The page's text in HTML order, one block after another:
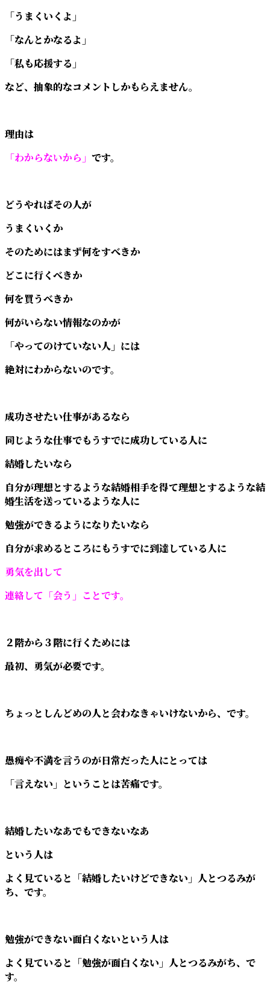
「うまくいくよ」
「なんとかなるよ」
「私も応援する」
など、抽象的なコメントしかもらえません。
理由は
「わからないから」 です。
どうやればその人が
うまくいくか
そのためにはまず何をすべきか
どこに行くべきか
何を買うべきか
何がいらない情報なのかが
「やってのけていない人」には
絶対にわからないのです。
成功させたい仕事があるなら
同じような仕事でもうすでに成功している人に
結婚したいなら
自分が理想とするような結婚相手を得て理想とするような結
婚生活を送っているような人に
勉強ができるようになりたいなら
自分が求めるところにもうすでに到達している人に
勇気を出して
連絡して「会う」ことです。
２階から３階に行くためには
最初、勇気が必要です。
ちょっとしんどめの人と会わなきゃいけないから、です。
愚痴や不満を言うのが日常だった人にとっては
「言えない」ということは苦痛です。
結婚したいなあでもできないなあ
という人は
よく見ていると「結婚したいけどできない」人とつるみが
ち、です。
勉強ができない面白くないという人は
よく見ていると「勉強が面白くない」人とつるみがち、で
す。